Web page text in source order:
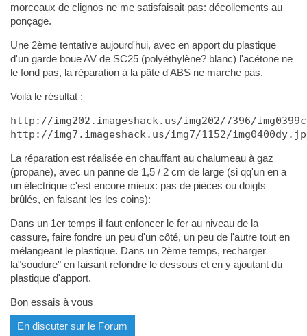
morceaux de clignos ne me satisfaisait pas: décollements au
ponçage.
Une 2ème tentative aujourd'hui, avec en apport du plastique
d'un garde boue AV de SC25 (polyéthylène? blanc) l'acétone ne
le fond pas, la réparation à la pâte d'ABS ne marche pas.
Voilà le résultat :
http://img202.imageshack.us/img202/7396/
http://img7.imageshack.us/img7/1152/
La réparation est réalisée en chauffant au chalumeau à gaz
(propane), avec un panne de 1,5 / 2 cm de large (si qq'un en a
un électrique c'est encore mieux: pas de pièces ou doigts
brûlés, en faisant les les coins):
Dans un 1er temps il faut enfoncer le fer au niveau de la
cassure, faire fondre un peu d'un côté, un peu de l'autre tout en
mélangeant le plastique. Dans un 2ème temps, recharger
la"soudure" en faisant refondre le dessous et en y ajoutant du
plastique d'apport.
Bon essais à vous
En discuter sur le Forum